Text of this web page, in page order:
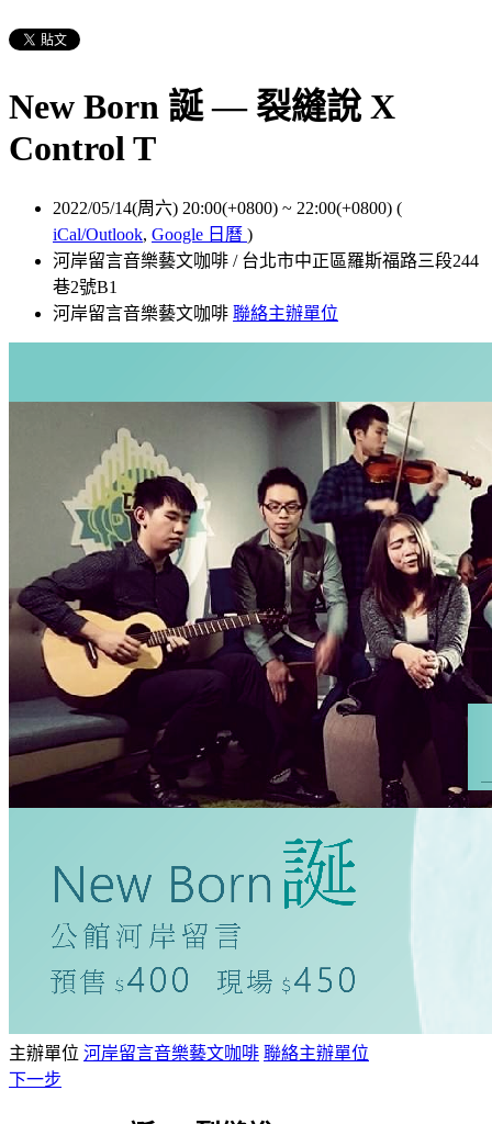
New Born 誕 — 裂縫說 X
Control T
2022/05/14(周六) 20:00(+0800) ~ 22:00(+0800) (
iCal/Outlook, Google 日曆 )
河岸留言音樂藝文咖啡 / 台北市中正區羅斯福路三段244
巷2號B1
河岸留言音樂藝文咖啡 聯絡主辦單位
主辦單位 河岸留言音樂藝文咖啡 聯絡主辦單位
下一步